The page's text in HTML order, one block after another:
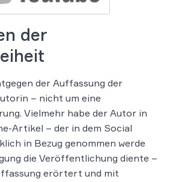
der
der Auffassung der
– nicht um eine
Vielmehr habe der Autor in
Artikel – der in dem Social
in Bezug genommen werde
die Veröffentlichung diente –
erörtert und mit